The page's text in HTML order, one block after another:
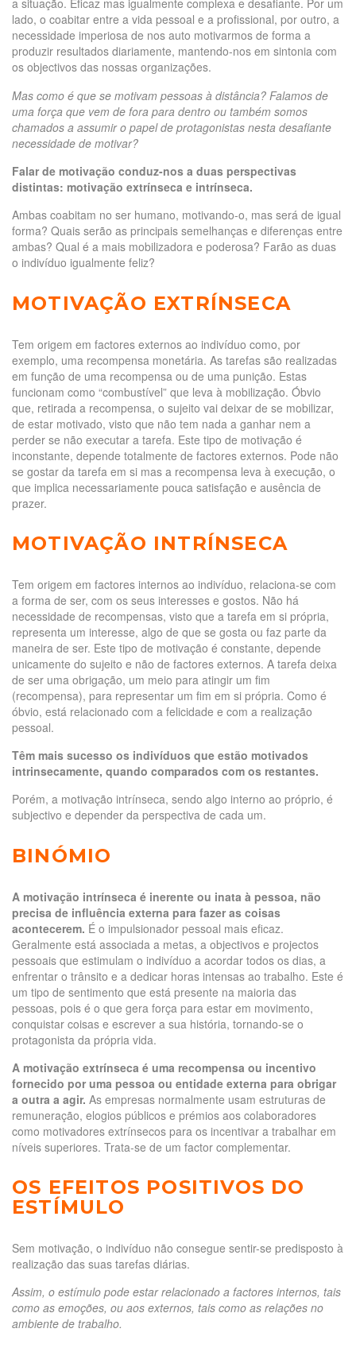
a situação. Eficaz mas igualmente complexa e desafiante. Por um
lado, o coabitar entre a vida pessoal e a profissional, por outro, a
necessidade imperiosa de nos auto motivarmos de forma a
produzir resultados diariamente, mantendo-nos em sintonia com
os objectivos das nossas organizações.
Mas como é que se motivam pessoas à distância? Falamos de
uma força que vem de fora para dentro ou também somos
chamados a assumir o papel de protagonistas nesta desafiante
necessidade de motivar?
Falar de motivação conduz-nos a duas perspectivas
distintas: motivação extrínseca e intrínseca.
Ambas coabitam no ser humano, motivando-o, mas será de igual
forma? Quais serão as principais semelhanças e diferenças entre
ambas? Qual é a mais mobilizadora e poderosa? Farão as duas
o indivíduo igualmente feliz?
MOTIVAÇÃO EXTRÍNSECA
Tem origem em factores externos ao indivíduo como, por
exemplo, uma recompensa monetária. As tarefas são realizadas
em função de uma recompensa ou de uma punição. Estas
funcionam como “combustível” que leva à mobilização. Óbvio
que, retirada a recompensa, o sujeito vai deixar de se mobilizar,
de estar motivado, visto que não tem nada a ganhar nem a
perder se não executar a tarefa. Este tipo de motivação é
inconstante, depende totalmente de factores externos. Pode não
se gostar da tarefa em si mas a recompensa leva à execução, o
que implica necessariamente pouca satisfação e ausência de
prazer.
MOTIVAÇÃO INTRÍNSECA
Tem origem em factores internos ao indivíduo, relaciona-se com
a forma de ser, com os seus interesses e gostos. Não há
necessidade de recompensas, visto que a tarefa em si própria,
representa um interesse, algo de que se gosta ou faz parte da
maneira de ser. Este tipo de motivação é constante, depende
unicamente do sujeito e não de factores externos. A tarefa deixa
de ser uma obrigação, um meio para atingir um fim
(recompensa), para representar um fim em si própria. Como é
óbvio, está relacionado com a felicidade e com a realização
pessoal.
Têm mais sucesso os indivíduos que estão motivados
intrinsecamente, quando comparados com os restantes.
Porém, a motivação intrínseca, sendo algo interno ao próprio, é
subjectivo e depender da perspectiva de cada um.
BINÓMIO
A motivação intrínseca é inerente ou inata à pessoa, não
precisa de influência externa para fazer as coisas
acontecerem. É o impulsionador pessoal mais eficaz.
Geralmente está associada a metas, a objectivos e projectos
pessoais que estimulam o indivíduo a acordar todos os dias, a
enfrentar o trânsito e a dedicar horas intensas ao trabalho. Este é
um tipo de sentimento que está presente na maioria das
pessoas, pois é o que gera força para estar em movimento,
conquistar coisas e escrever a sua história, tornando-se o
protagonista da própria vida.
A motivação extrínseca é uma recompensa ou incentivo
fornecido por uma pessoa ou entidade externa para obrigar
a outra a agir. As empresas normalmente usam estruturas de
remuneração, elogios públicos e prémios aos colaboradores
como motivadores extrínsecos para os incentivar a trabalhar em
níveis superiores. Trata-se de um factor complementar.
OS EFEITOS POSITIVOS DO
ESTÍMULO
Sem motivação, o indivíduo não consegue sentir-se predisposto à
realização das suas tarefas diárias.
Assim, o estímulo pode estar relacionado a factores internos, tais
como as emoções, ou aos externos, tais como as relações no
ambiente de trabalho.